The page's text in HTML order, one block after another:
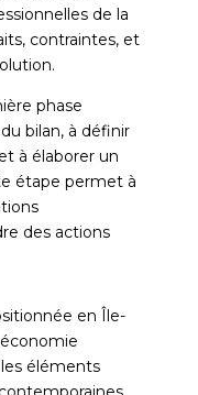
de la
contraintes, et
phase
bilan, à définir
à élaborer un
étape permet à
des actions
en Île-
éléments